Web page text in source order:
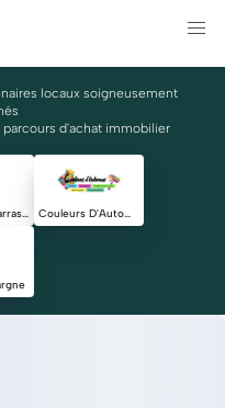
locaux soigneusement
d'achat immobilier
RECYKL-Débarras du Nord Couleurs D'Automne